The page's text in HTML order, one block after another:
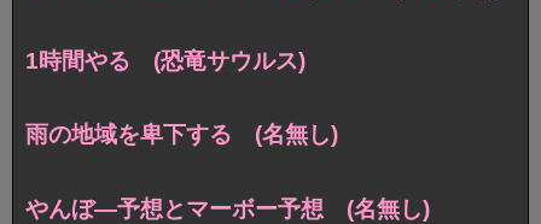
1時間やる (恐竜サウルス)
雨の地域を卑下する (名無し)
やんぼ―予想とマーボー予想 (名無し)